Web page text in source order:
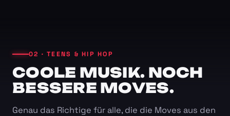
02 · TEENS & HIP HOP
COOLE MUSIK. NOCH
BESSERE MOVES.
Genau das Richtige für alle, die die Moves aus den